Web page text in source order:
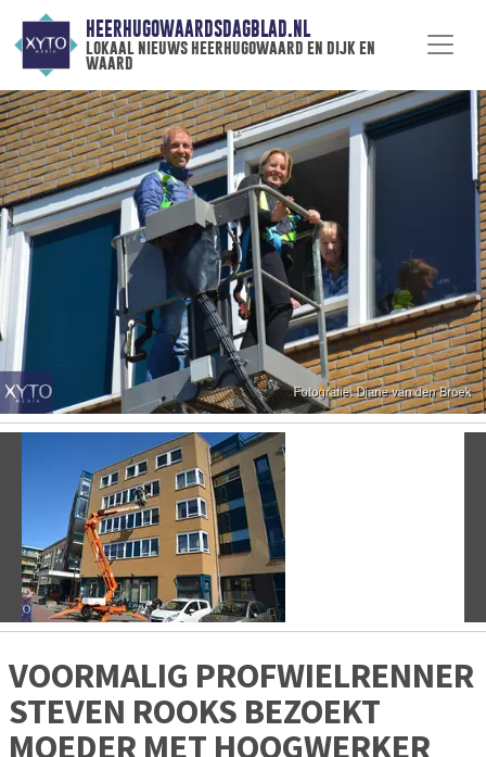
HEERHUGOWAARDSDAGBLAD.NL
lokaal nieuws heerhugowaard en dijk en
waard
Vorige
VOORMALIG PROFWIELRENNER
STEVEN ROOKS BEZOEKT
MOEDER MET HOOGWERKER